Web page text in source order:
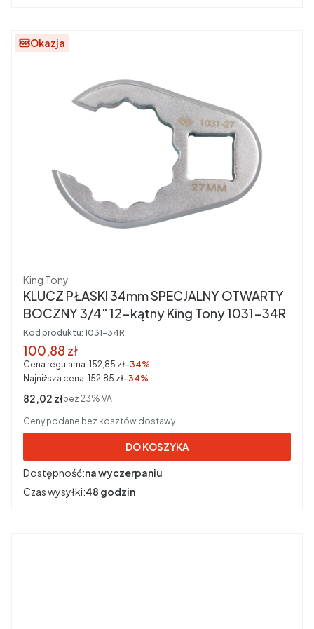
Okazja
Producent
King Tony
KLUCZ PŁASKI 34mm SPECJALNY OTWARTY
BOCZNY 3/4" 12-kątny King Tony 1031-34R
Kod produktu: 1031-34R
Cena promocyjna brutto
100,88 zł
Cena regularna: 152,85 zł-34%
Najniższa cena: 152,85 zł-34%
Cena netto
82,02 złbez 23% VAT
Ceny podane bez kosztów dostawy.
DO KOSZYKA
Dostępność:na wyczerpaniu
Czas wysyłki:48 godzin